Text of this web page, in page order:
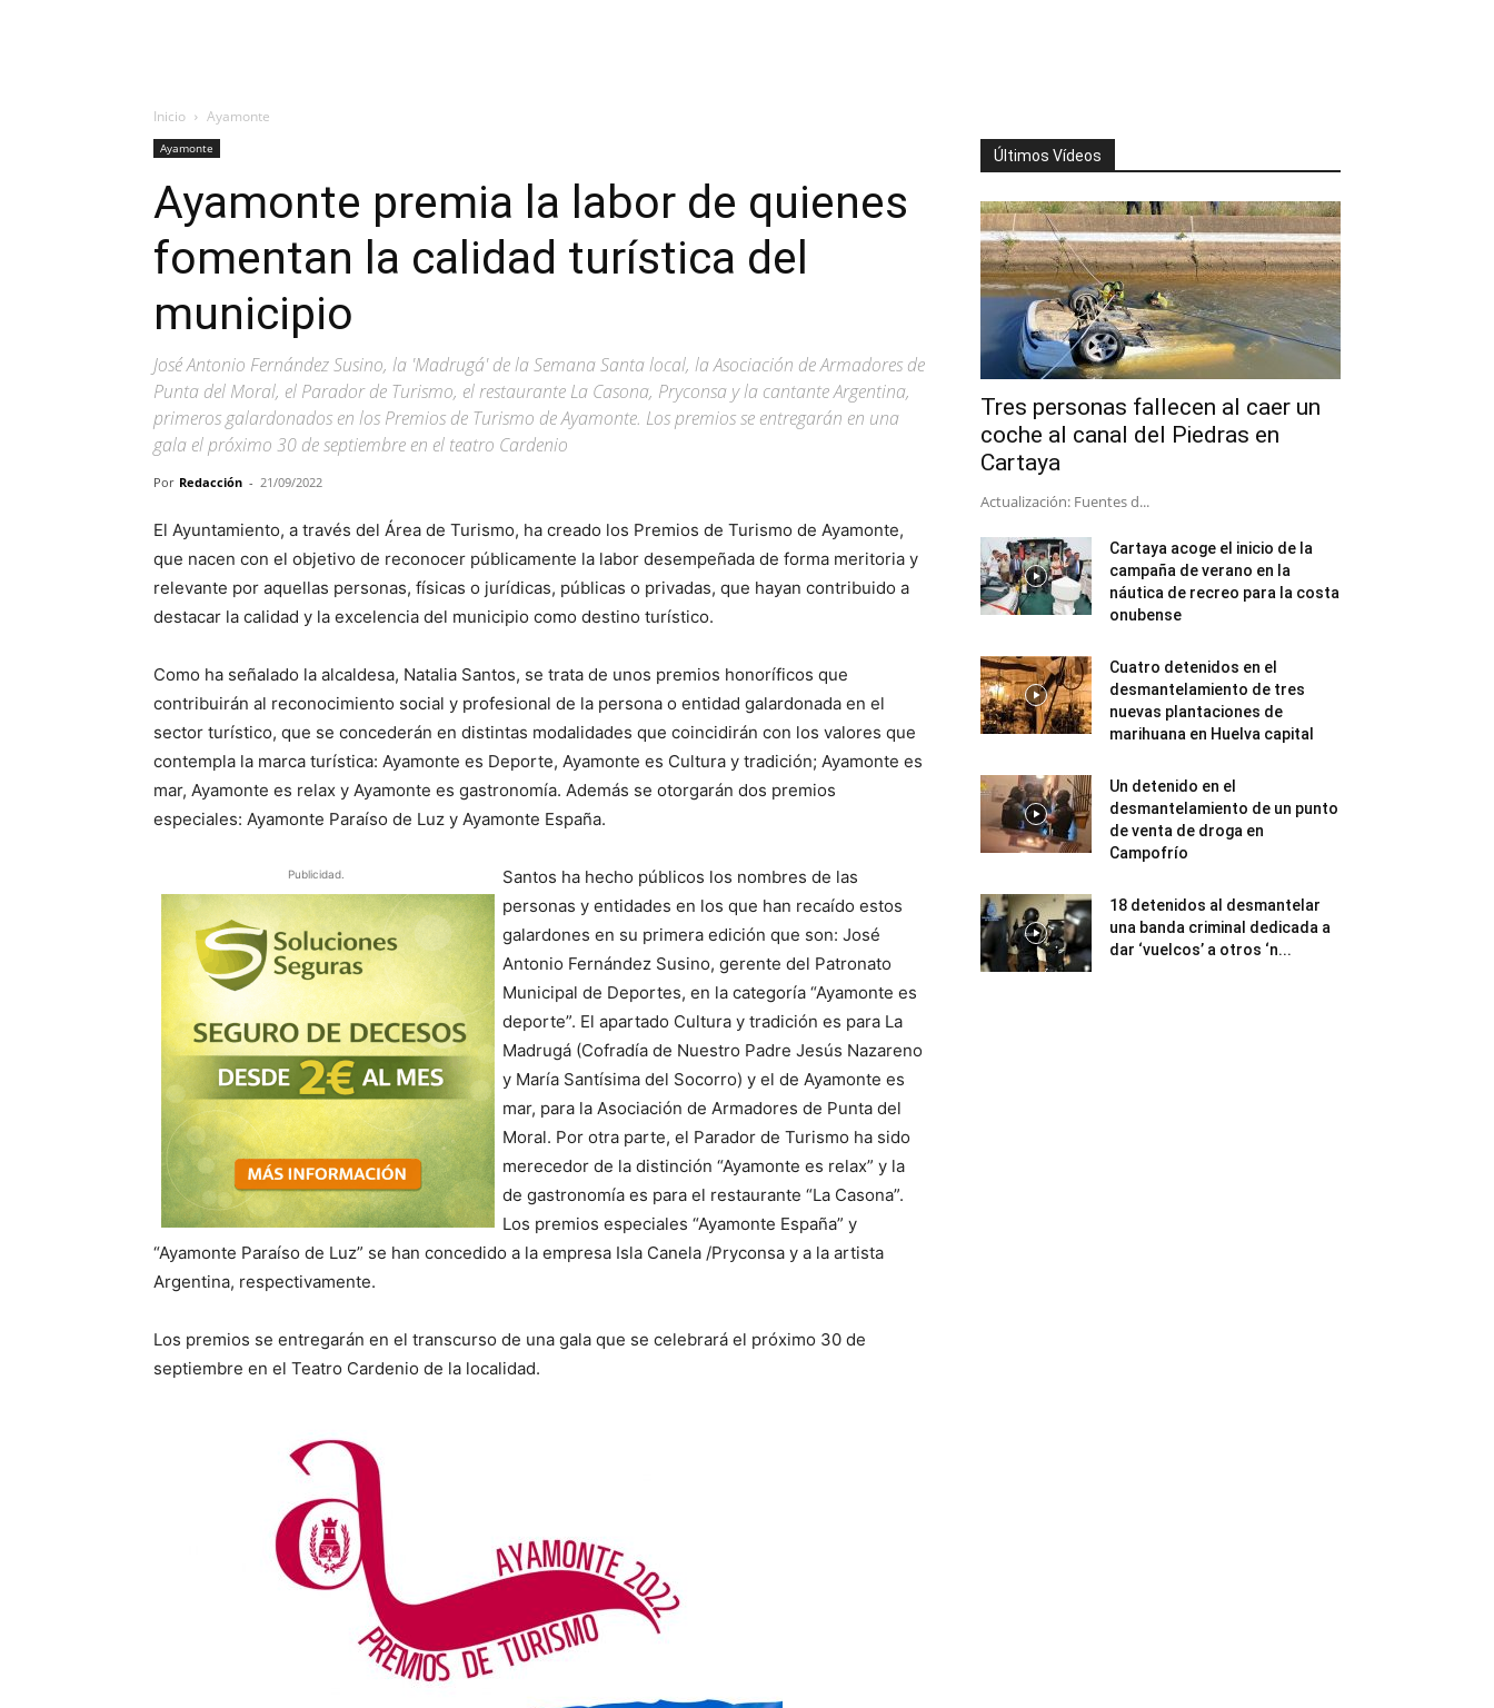
Inicio Ayamonte
Ayamonte
Ayamonte premia la labor de quienes
fomentan la calidad turística del
municipio
José Antonio Fernández Susino, la 'Madrugá' de la Semana Santa local, la Asociación de Armadores de
Punta del Moral, el Parador de Turismo, el restaurante La Casona, Pryconsa y la cantante Argentina,
primeros galardonados en los Premios de Turismo de Ayamonte. Los premios se entregarán en una
gala el próximo 30 de septiembre en el teatro Cardenio
Por Redacción - 21/09/2022
El Ayuntamiento, a través del Área de Turismo, ha creado los Premios de Turismo de Ayamonte,
que nacen con el objetivo de reconocer públicamente la labor desempeñada de forma meritoria y
relevante por aquellas personas, físicas o jurídicas, públicas o privadas, que hayan contribuido a
destacar la calidad y la excelencia del municipio como destino turístico.
Como ha señalado la alcaldesa, Natalia Santos, se trata de unos premios honoríficos que
contribuirán al reconocimiento social y profesional de la persona o entidad galardonada en el
sector turístico, que se concederán en distintas modalidades que coincidirán con los valores que
contempla la marca turística: Ayamonte es Deporte, Ayamonte es Cultura y tradición; Ayamonte es
mar, Ayamonte es relax y Ayamonte es gastronomía. Además se otorgarán dos premios
especiales: Ayamonte Paraíso de Luz y Ayamonte España.
Publicidad.
Santos ha hecho públicos los nombres de las
personas y entidades en los que han recaído estos
galardones en su primera edición que son: José
Antonio Fernández Susino, gerente del Patronato
Municipal de Deportes, en la categoría “Ayamonte es
deporte”. El apartado Cultura y tradición es para La
Madrugá (Cofradía de Nuestro Padre Jesús Nazareno
y María Santísima del Socorro) y el de Ayamonte es
mar, para la Asociación de Armadores de Punta del
Moral. Por otra parte, el Parador de Turismo ha sido
merecedor de la distinción “Ayamonte es relax” y la
de gastronomía es para el restaurante “La Casona”.
Los premios especiales “Ayamonte España” y
“Ayamonte Paraíso de Luz” se han concedido a la empresa Isla Canela /Pryconsa y a la artista
Argentina, respectivamente.
Los premios se entregarán en el transcurso de una gala que se celebrará el próximo 30 de
septiembre en el Teatro Cardenio de la localidad.
Últimos Vídeos
Tres personas fallecen al caer un
coche al canal del Piedras en
Cartaya
Actualización: Fuentes d...
Cartaya acoge el inicio de la
campaña de verano en la
náutica de recreo para la costa
onubense
Cuatro detenidos en el
desmantelamiento de tres
nuevas plantaciones de
marihuana en Huelva capital
Un detenido en el
desmantelamiento de un punto
de venta de droga en
Campofrío
18 detenidos al desmantelar
una banda criminal dedicada a
dar ‘vuelcos’ a otros ‘n...